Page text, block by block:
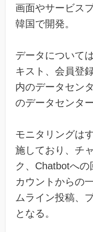
画面やサービス
韓国で開発。
データについて
キスト、会員登
内のデータセン
のデータセンタ
モニタリングは
施しており、チ
ク、Chatbotへ
カウントからの
ムライン投稿、
となる。